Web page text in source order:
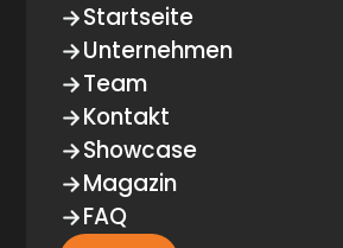
Startseite
Unternehmen
Team
Kontakt
Showcase
Magazin
FAQ